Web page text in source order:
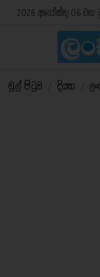
2026 අගෝස්තු 06 වන
මුල් පිටුව දියත